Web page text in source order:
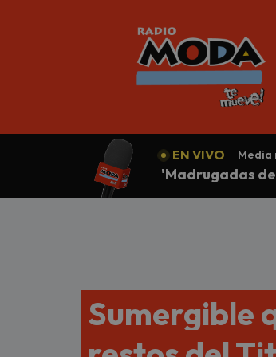
EN VIVO Media
'Madrugadas
Sumergible